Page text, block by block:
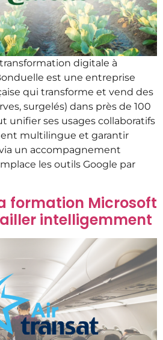
digitale à
est une entreprise
qui transforme et vend des
surgelés) dans près de 100
unifier ses usages collaboratifs
multilingue et garantir
un accompagnement
les outils Google par
formation Microsoft
intelligemment